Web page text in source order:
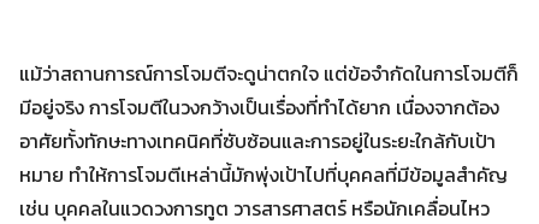
แม้ว่าสถานการณ์การโจมตีจะดูน่าตกใจ แต่ข้อจำกัดในการโจมตีก็
มีอยู่จริง การโจมตีในวงกว้างเป็นเรื่องที่ทำได้ยาก เนื่องจากต้อง
อาศัยทั้งทักษะทางเทคนิคที่ซับซ้อนและการอยู่ในระยะใกล้กับเป้า
หมาย ทำให้การโจมตีเหล่านี้มักพุ่งเป้าไปที่บุคคลที่มีข้อมูลสำคัญ
เช่น บุคคลในแวดวงการทูต วารสารศาสตร์ หรือนักเคลื่อนไหว